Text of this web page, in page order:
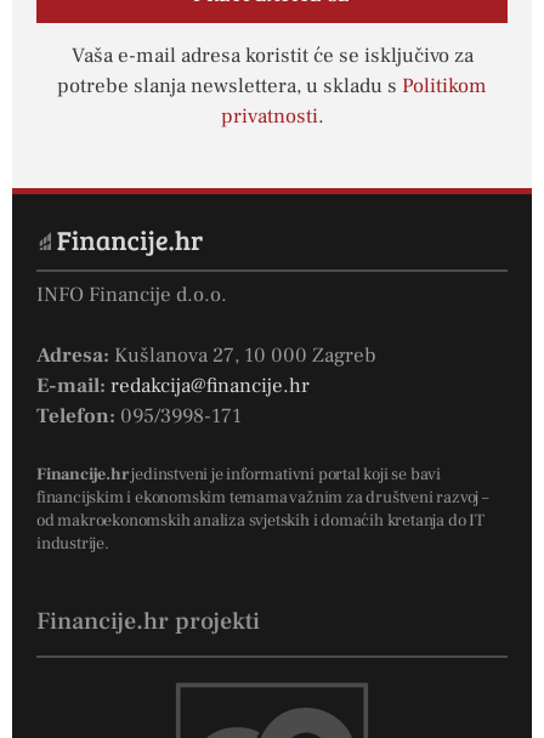
Vaša e-mail adresa koristit će se isključivo za
potrebe slanja newslettera, u skladu s Politikom
privatnosti.
INFO Financije d.o.o.
Adresa: Kušlanova 27, 10 000 Zagreb
E-mail: redakcija@financije.hr
Telefon: 095/3998-171
Financije.hrjedinstveni je informativni portal koji se bavi
financijskim i ekonomskim temama važnim za društveni razvoj –
od makroekonomskih analiza svjetskih i domaćih kretanja do IT
industrije.
Financije.hr projekti